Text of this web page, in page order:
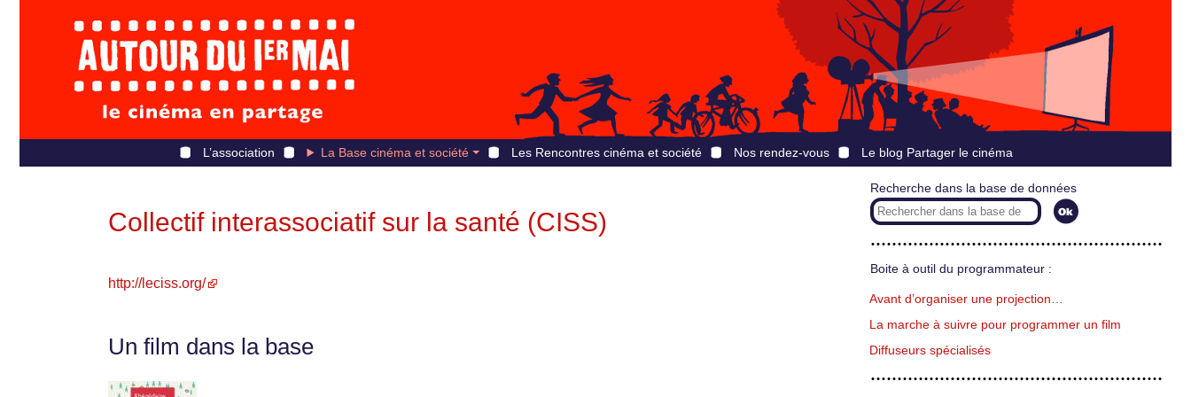
L’association La Base cinéma et société Les Rencontres cinéma et société Nos rendez-vous Le blog Partager le cinéma
Collectif interassociatif sur la santé (CISS)
http://leciss.org/
Un film dans la base
Recherche dans la base de données
Boite à outil du programmateur :
Avant d’organiser une projection…
La marche à suivre pour programmer un film
Diffuseurs spécialisés